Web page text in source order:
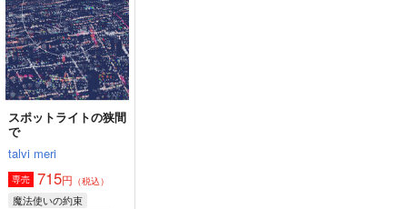
フィガロ×ファウスト
サンプル
作品詳細
スポットライトの狭間
で
talvi meri
専売 715円 （税込）
魔法使いの約束